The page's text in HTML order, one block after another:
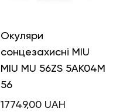
Окуляри
сонцезахисні MIU
MIU MU 56ZS 5AK04M
56
17749,00 UAH